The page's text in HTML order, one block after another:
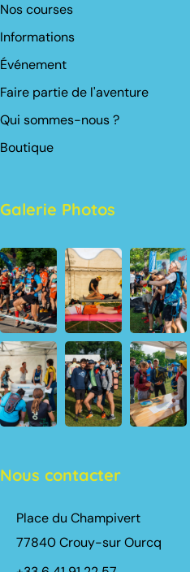
Nos courses
Informations
Événement
Faire partie de l'aventure
Qui sommes-nous ?
Boutique
Galerie Photos
Nous contacter
Place du Champivert
77840 Crouy-sur Ourcq